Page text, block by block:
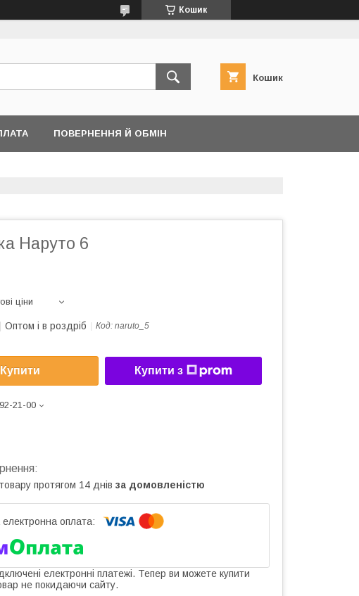
Кошик
Кошик
ПОВЕРНЕННЯ Й ОБМІН
Наруто 6
ціни
Оптом і в роздріб Код: naruto_5
Купити Купити з
21-00
протягом 14 днів за домовленістю
електронні платежі. Тепер ви можете купити
не покидаючи сайту.